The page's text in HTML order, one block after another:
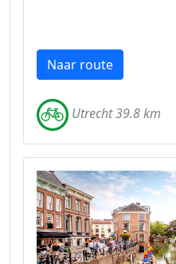
Naar route
Utrecht 39.8 km